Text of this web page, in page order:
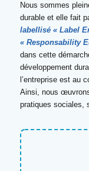
Nous sommes
durable et elle fait
labellisé « Label
« Responsability
dans cette
développement
l’entreprise est au
Ainsi, nous
pratiques sociales,